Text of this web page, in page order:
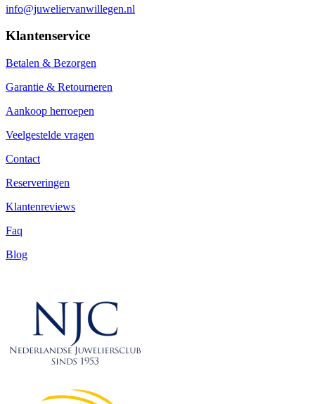
info@juweliervanwillegen.nl
Klantenservice
Betalen & Bezorgen
Garantie & Retourneren
Aankoop herroepen
Veelgestelde vragen
Contact
Reserveringen
Klantenreviews
Faq
Blog